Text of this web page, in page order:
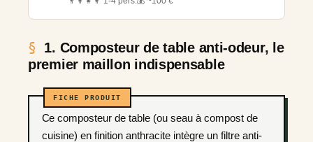
1. Composteur de table anti-odeur, le
premier maillon indispensable
Ce composteur de table (ou seau à compost de
cuisine) en finition anthracite intègre un filtre anti-